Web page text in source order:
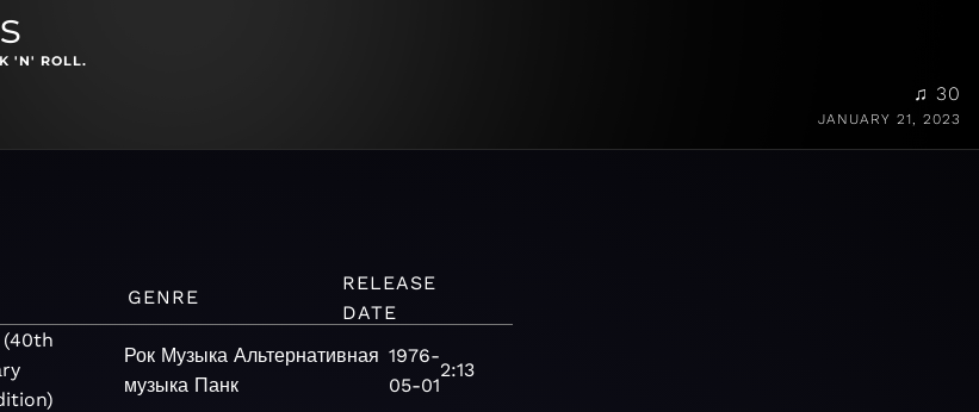
'N' ROLL.
♫ 30
JANUARY 21, 2023
GENRE
RELEASE
DATE
(40th
Рок Музыка Альтернативная
музыка Панк
1976-
05-01
2:13